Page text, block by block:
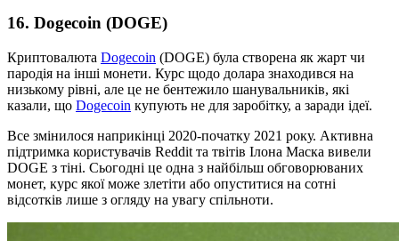
16. Dogecoin (DOGE)
Криптовалюта Dogecoin (DOGE) була створена як жарт чи
пародія на інші монети. Курс щодо долара знаходився на
низькому рівні, але це не бентежило шанувальників, які
казали, що Dogecoin купують не для заробітку, а заради ідеї.
Все змінилося наприкінці 2020-початку 2021 року. Активна
підтримка користувачів Reddit та твітів Ілона Маска вивели
DOGE з тіні. Сьогодні це одна з найбільш обговорюваних
монет, курс якої може злетіти або опуститися на сотні
відсотків лише з огляду на увагу спільноти.